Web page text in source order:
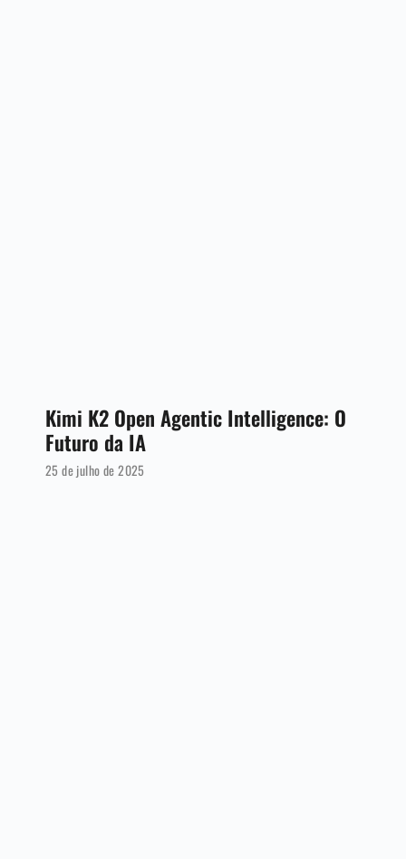
Kimi K2 Open Agentic Intelligence: O
Futuro da IA
25 de julho de 2025